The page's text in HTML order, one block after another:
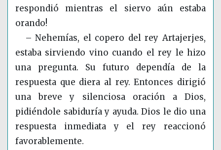
respondió mientras el siervo aún estaba
orando!
– Nehemías, el copero del rey Artajerjes,
estaba sirviendo vino cuando el rey le hizo
una pregunta. Su futuro dependía de la
respuesta que diera al rey. Entonces dirigió
una breve y silenciosa oración a Dios,
pidiéndole sabiduría y ayuda. Dios le dio una
respuesta inmediata y el rey reaccionó
favorablemente.